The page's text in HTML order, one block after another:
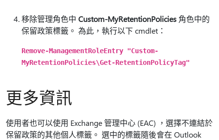
移除管理角色中 Custom-MyRetentionPolicies 角色中的
保留政策標籤。 為此，執行以下 cmdlet：
Remove-ManagementRoleEntry "Custom-
MyRetentionPolicies\Get-RetentionPolicyTag"
更多資訊
使用者也可以使用 Exchange 管理中心 (EAC) ，選擇不連結於
保留政策的其他個人標籤。 選中的標籤隨後會在 Outlook